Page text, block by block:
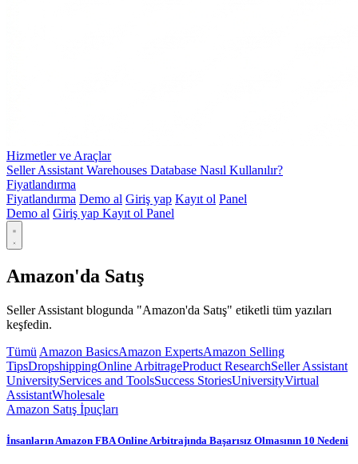
Hizmetler ve Araçlar
Seller Assistant Warehouses Database Nasıl Kullanılır?
Fiyatlandırma
Fiyatlandırma Demo al Giriş yap Kayıt ol Panel
Demo al Giriş yap Kayıt ol Panel
Amazon'da Satış
Seller Assistant blogunda "Amazon'da Satış" etiketli tüm yazıları
keşfedin.
Tümü Amazon BasicsAmazon ExpertsAmazon Selling
TipsDropshippingOnline ArbitrageProduct ResearchSeller Assistant
UniversityServices and ToolsSuccess StoriesUniversityVirtual
AssistantWholesale
Amazon Satış İpuçları
İnsanların Amazon FBA Online Arbitrajında Başarısız Olmasının 10 Nedeni